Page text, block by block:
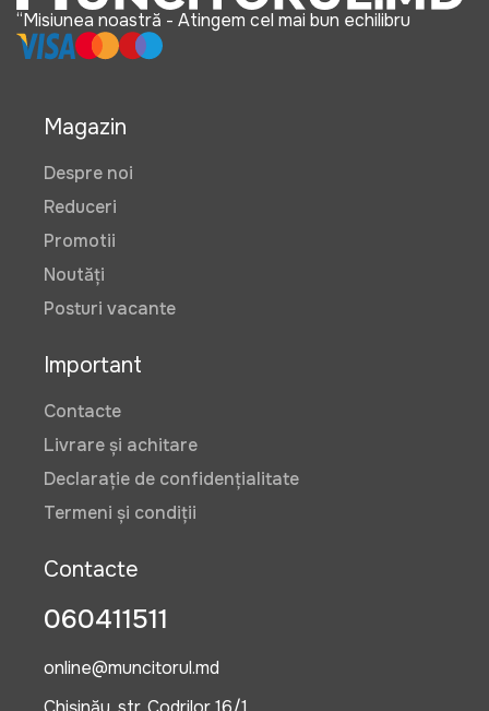
“Misiunea noastră - Atingem cel mai bun echilibru
Magazin
Despre noi
Reduceri
Promotii
Noutăți
Posturi vacante
Important
Contacte
Livrare și achitare
Declarație de confidențialitate
Termeni și condiții
Contacte
060411511
online@muncitorul.md